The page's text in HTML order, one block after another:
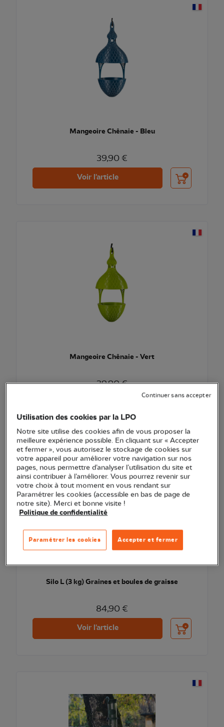
Mangeoire Chênaie - Bleu
39,90 €
Voir l'article Ajouter au
Mangeoire Chênaie - Vert
39,90 €
Silo L (3 kg) Graines et boules de graisse
84,90 €
Voir l'article Ajouter au
Utilisation des cookies par la LPO
Notre site utilise des cookies afin de vous proposer la
meilleure expérience possible. En cliquant sur « Accepter
et fermer », vous autorisez le stockage de cookies sur
votre appareil pour améliorer votre navigation sur nos
pages, nous permettre d’analyser l’utilisation du site et
ainsi contribuer à l’améliorer. Vous pourrez revenir sur
votre choix à tout moment en vous rendant sur
Paramétrer les cookies (accessible en bas de page de
notre site). Merci et bonne visite !
Politique de confidentialité
Accepter et fermer
Paramétrer les cookies
Continuer sans accepter